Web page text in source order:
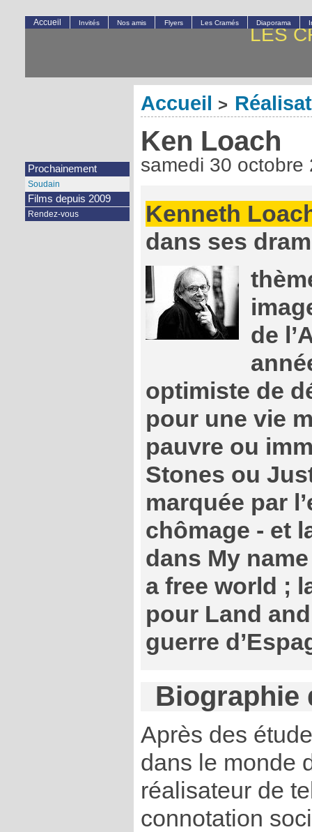
LES
Accueil >
Ken Loach
samedi 30 octobre
Kenneth
dans ses
de
optimiste de
pour une vie
pauvre ou
Stones ou
marquée par
chômage - et
dans My
a free world ;
pour Land
guerre
Biographie
Après des
dans le monde
réalisateur de
connotation
Accueil Invités Nos amis Flyers Les Cramés Diaporama
Prochainement
Soudain
Films depuis 2009
Rendez-vous